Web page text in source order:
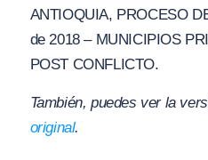
ANTIOQUIA, PROCESO
de 2018 – MUNICIPIOS
POST CONFLICTO.
También, puedes ver la
original.